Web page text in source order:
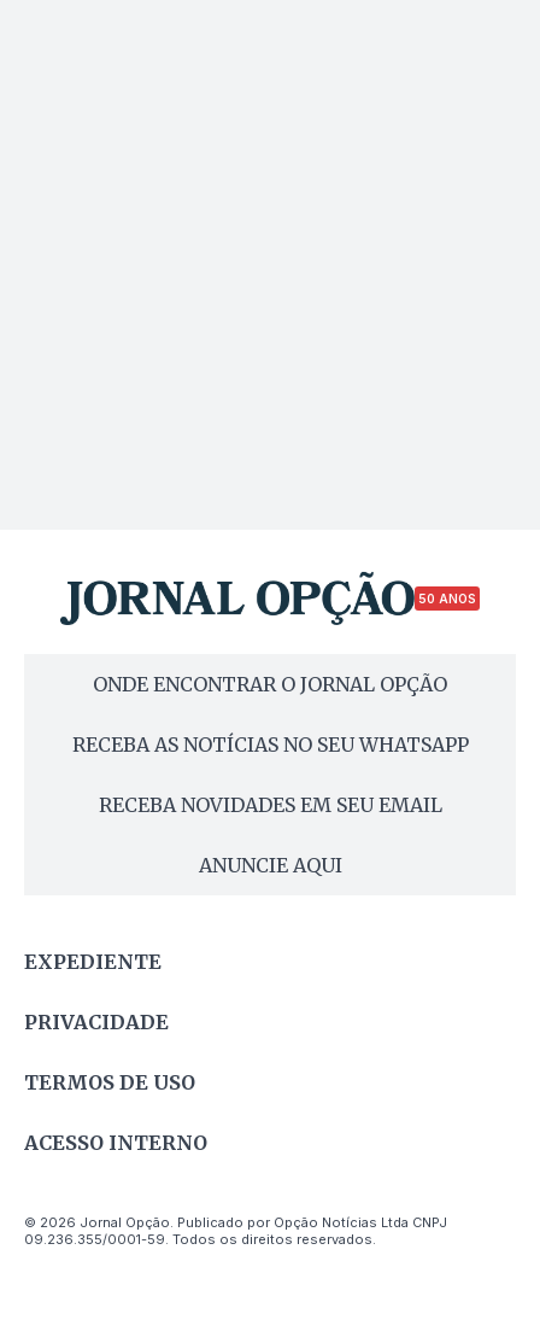
50 ANOS
ONDE ENCONTRAR O JORNAL OPÇÃO
RECEBA AS NOTÍCIAS NO SEU WHATSAPP
RECEBA NOVIDADES EM SEU EMAIL
ANUNCIE AQUI
EXPEDIENTE
PRIVACIDADE
TERMOS DE USO
ACESSO INTERNO
© 2026 Jornal Opção. Publicado por Opção Notícias Ltda CNPJ
09.236.355/0001-59. Todos os direitos reservados.